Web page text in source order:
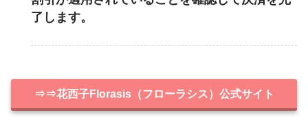
了します。
⇒⇒花西子Florasis（フローラシス）公式サイト